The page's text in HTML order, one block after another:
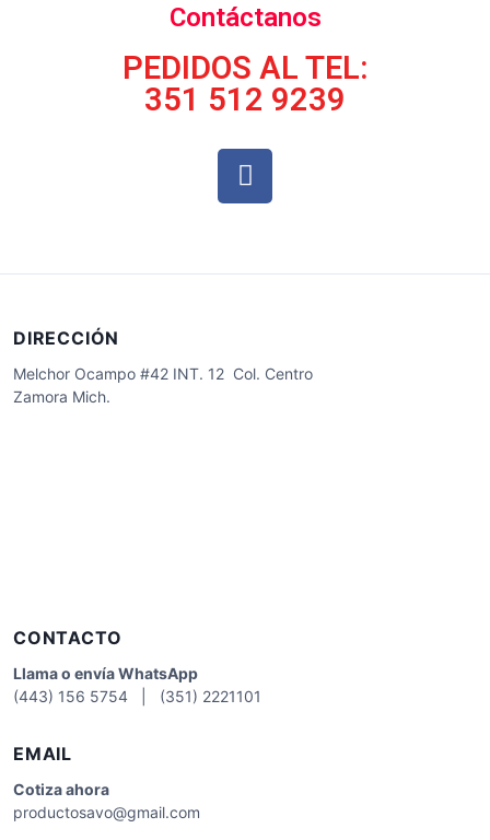
Contáctanos
PEDIDOS AL TEL:
351 512 9239
DIRECCIÓN
Melchor Ocampo #42 INT. 12 Col. Centro
Zamora Mich.
CONTACTO
Llama o envía WhatsApp
(443) 156 5754 | (351) 2221101
EMAIL
Cotizaahora
productosavo@gmail.com